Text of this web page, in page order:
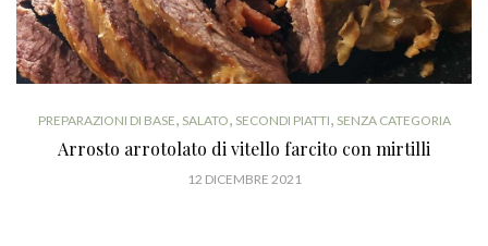
PREPARAZIONI DI BASE, SALATO, SECONDI PIATTI, SENZA CATEGORIA
Arrosto arrotolato di vitello farcito con mirtilli
12 DICEMBRE 2021